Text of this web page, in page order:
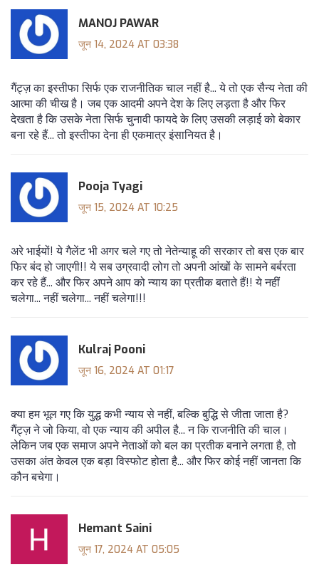
MANOJ PAWAR
जून 14, 2024 AT 03:38
गैंट्ज़ का इस्तीफा सिर्फ एक राजनीतिक चाल नहीं है... ये तो एक सैन्य नेता की
आत्मा की चीख है। जब एक आदमी अपने देश के लिए लड़ता है और फिर
देखता है कि उसके नेता सिर्फ चुनावी फायदे के लिए उसकी लड़ाई को बेकार
बना रहे हैं... तो इस्तीफा देना ही एकमात्र इंसानियत है।
Pooja Tyagi
जून 15, 2024 AT 10:25
अरे भाईयों! ये गैलेंट भी अगर चले गए तो नेतेन्याहू की सरकार तो बस एक बार
फिर बंद हो जाएगी!! ये सब उग्रवादी लोग तो अपनी आंखों के सामने बर्बरता
कर रहे हैं... और फिर अपने आप को न्याय का प्रतीक बताते हैं!! ये नहीं
चलेगा... नहीं चलेगा... नहीं चलेगा!!!
Kulraj Pooni
जून 16, 2024 AT 01:17
क्या हम भूल गए कि युद्ध कभी न्याय से नहीं, बल्कि बुद्धि से जीता जाता है?
गैंट्ज़ ने जो किया, वो एक न्याय की अपील है... न कि राजनीति की चाल।
लेकिन जब एक समाज अपने नेताओं को बल का प्रतीक बनाने लगता है, तो
उसका अंत केवल एक बड़ा विस्फोट होता है... और फिर कोई नहीं जानता कि
कौन बचेगा।
Hemant Saini
जून 17, 2024 AT 05:05